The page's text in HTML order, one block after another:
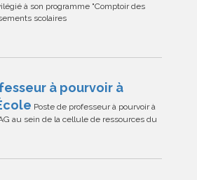
à son programme "Comptoir des
scolaires
à pourvoir à
Poste de professeur à pourvoir à
au sein de la cellule de ressources du